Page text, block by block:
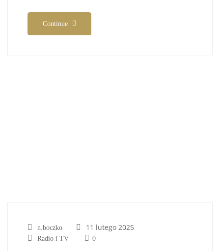
Continue
n.boczko 11 lutego 2025
Radio i TV 0